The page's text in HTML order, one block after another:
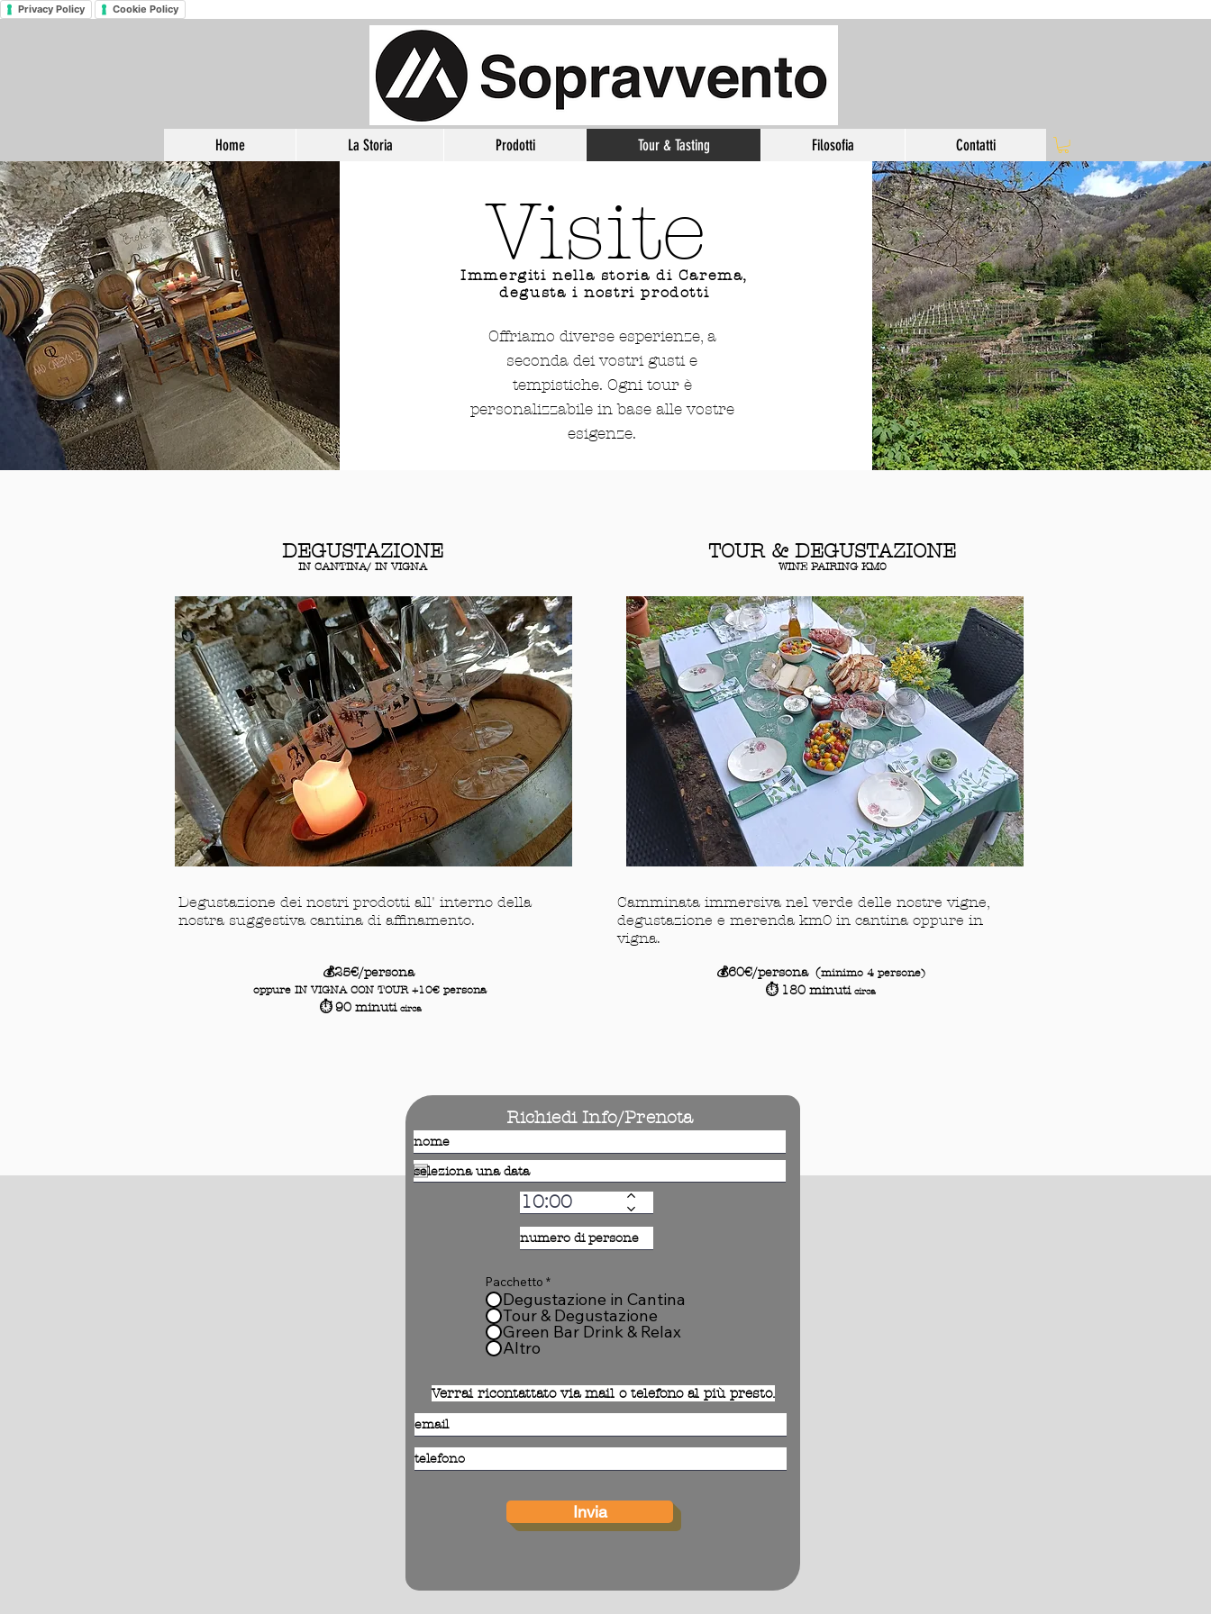
Privacy Policy Cookie Policy
Home La Storia Prodotti Tour & Tasting Filosofia Contatti
Visite
Immergiti nella storia di Carema,
degusta i nostri prodotti
Offriamo diverse esperienze, a
seconda dei vostri gusti e
tempistiche. Ogni tour è
personalizzabile in base alle vostre
esigenze.
DEGUSTAZIONE
IN CANTINA/ IN VIGNA
TOUR & DEGUSTAZIONE
WINE PAIRING KM0
Degustazione dei nostri prodotti all' interno della
nostra suggestiva cantina di affinamento.
💰25€/persona
oppureIN VIGNA CON TOUR +10€ persona
⏱️ 90 minuti circa
Camminata immersiva nel verde delle nostre vigne,
degustazione e merenda km0 in cantina oppure in
vigna.
💰60€/persona (minimo 4 persone)
⏱️ 180 minuticirca
Richiedi Info/Prenota
Pacchetto *
Degustazione in Cantina
Tour & Degustazione
Green Bar Drink & Relax
Altro
Verrai ricontattato via mail o telefono al più presto.
Invia